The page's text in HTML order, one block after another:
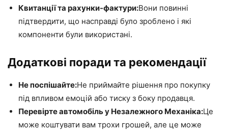
Квитанції та рахунки-фактури:Вони повинні
підтвердити, що насправді було зроблено і які
компоненти були використані.
Додаткові поради та рекомендації
Не поспішайте:Не приймайте рішення про покупку
під впливом емоцій або тиску з боку продавця.
Перевірте автомобіль у Незалежного Механіка:Це
може коштувати вам трохи грошей, але це може